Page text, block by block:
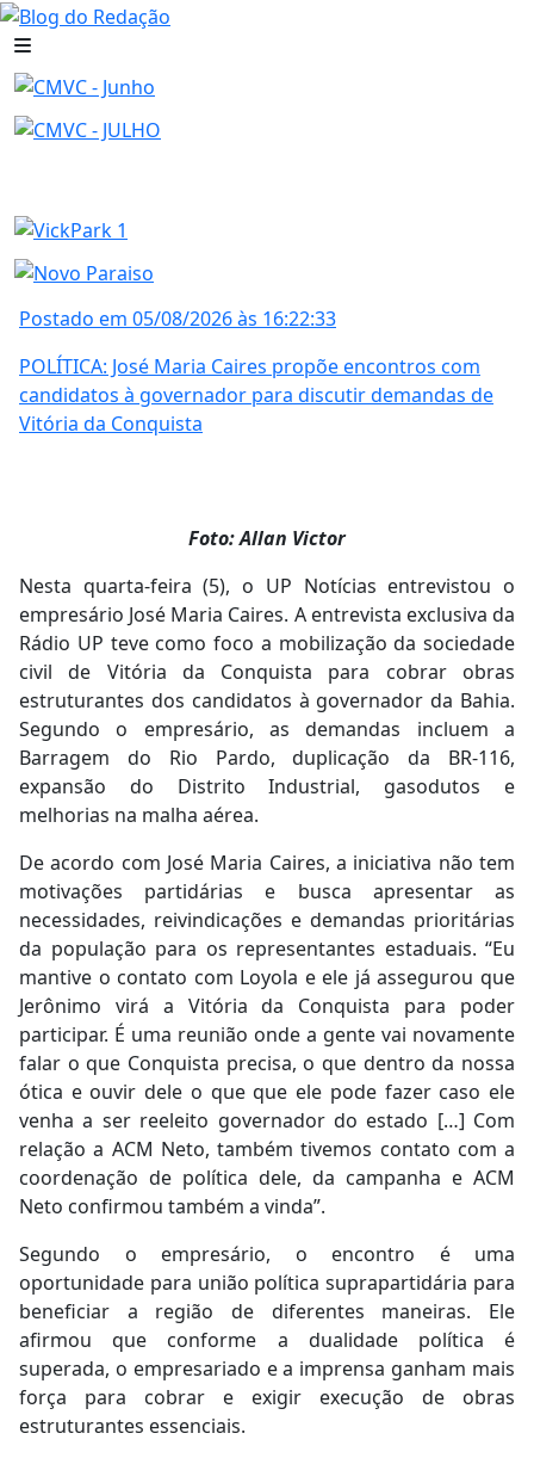
Postado em 05/08/2026 às 16:22:33
POLÍTICA: José Maria Caires propõe encontros com
candidatos à governador para discutir demandas de
Vitória da Conquista
Foto: Allan Victor
Nesta quarta-feira (5), o UP Notícias entrevistou o
empresário José Maria Caires. A entrevista exclusiva da
Rádio UP teve como foco a mobilização da sociedade
civil de Vitória da Conquista para cobrar obras
estruturantes dos candidatos à governador da Bahia.
Segundo o empresário, as demandas incluem a
Barragem do Rio Pardo, duplicação da BR-116,
expansão do Distrito Industrial, gasodutos e
melhorias na malha aérea.
De acordo com José Maria Caires, a iniciativa não tem
motivações partidárias e busca apresentar as
necessidades, reivindicações e demandas prioritárias
da população para os representantes estaduais. “Eu
mantive o contato com Loyola e ele já assegurou que
Jerônimo virá a Vitória da Conquista para poder
participar. É uma reunião onde a gente vai novamente
falar o que Conquista precisa, o que dentro da nossa
ótica e ouvir dele o que que ele pode fazer caso ele
venha a ser reeleito governador do estado […] Com
relação a ACM Neto, também tivemos contato com a
coordenação de política dele, da campanha e ACM
Neto confirmou também a vinda”.
Segundo o empresário, o encontro é uma
oportunidade para união política suprapartidária para
beneficiar a região de diferentes maneiras. Ele
afirmou que conforme a dualidade política é
superada, o empresariado e a imprensa ganham mais
força para cobrar e exigir execução de obras
estruturantes essenciais.